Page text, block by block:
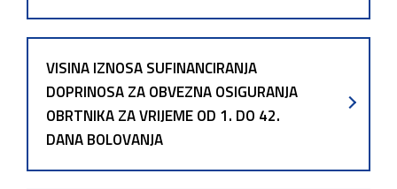
VISINA IZNOSA SUFINANCIRANJA
DOPRINOSA ZA OBVEZNA OSIGURANJA
OBRTNIKA ZA VRIJEME OD 1. DO 42.
DANA BOLOVANJA